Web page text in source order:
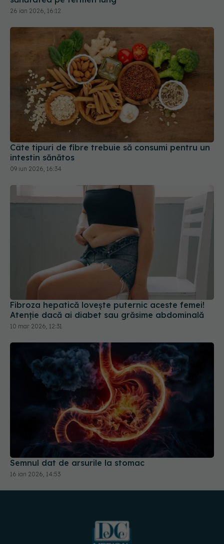
26 ian 2026, 16:12
Câte tipuri de fibre trebuie să consumi pentru un
intestin sănătos
09 iun 2026, 16:34
Fibroza hepatică lovește puternic aceste femei!
Atenție dacă ai diabet sau grăsime abdominală
10 mar 2026, 12:31
Semnul dat de arsurile la stomac
16 ian 2026, 14:53